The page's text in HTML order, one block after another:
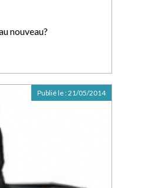
nouveau?
Publié le :21/05/2014